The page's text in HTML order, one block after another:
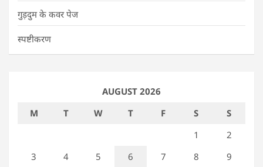
गुड़दुम के कवर पेज
स्पष्टीकरण
AUGUST 2026
M
T W T F S
S
1
2
3
4 5 6 7 8
9